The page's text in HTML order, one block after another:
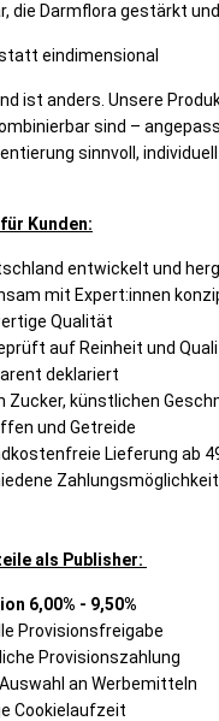
die Darmflora gestärkt
eindimensional
ist anders. Unsere
sind –
sinnvoll,
Kunden:
entwickelt und
mit Expert:innen
Qualität
auf Reinheit und
deklariert
Zucker, künstlichen
und Getreide
Lieferung ab
als Publisher:
6,00% - 9,50%
Provisionsfreigabe
Provisionszahlung
an Werbemitteln
Cookielaufzeit